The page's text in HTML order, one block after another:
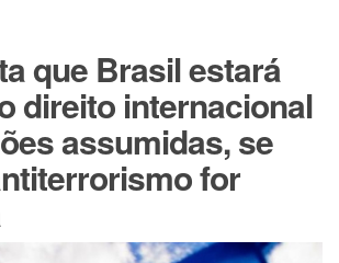
que Brasil estará
direito internacional
assumidas, se
for